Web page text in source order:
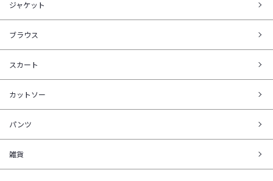
ジャケット
ブラウス
スカート
カットソー
パンツ
雑貨